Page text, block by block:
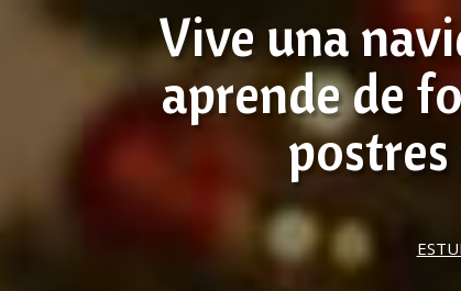
Vive una
aprende de